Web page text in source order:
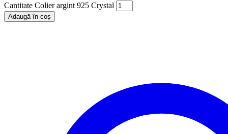
Cantitate Colier argint 925 Crystal
Adaugă în coș